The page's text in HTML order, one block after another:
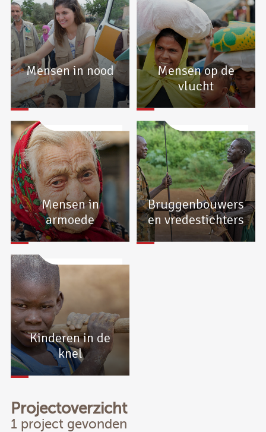
Mensen in nood
Mensen op de
vlucht
Mensen in
armoede
Bruggenbouwers
en vredestichters
Kinderen in de
knel
Projectoverzicht
1 project gevonden